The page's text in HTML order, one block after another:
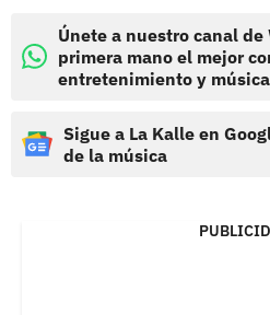
Únete a nuestro canal
primera mano el mejor
entretenimiento y música
Sigue a La Kalle en
de la música